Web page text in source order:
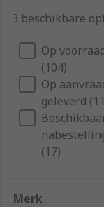
3 beschikbare
Op
(104)
Op
geleverd
(17)
Merk